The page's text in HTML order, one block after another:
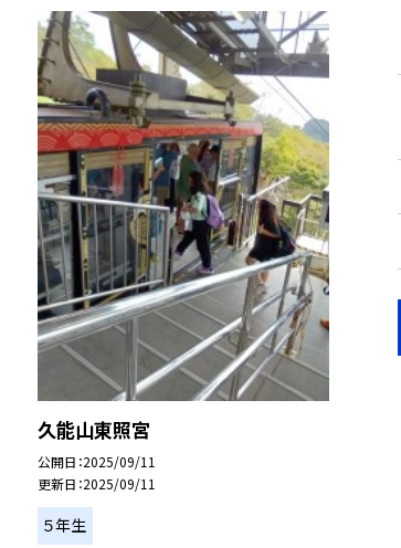
久能山東照宮
公開日 2025/09/11
更新日 2025/09/11
５年生